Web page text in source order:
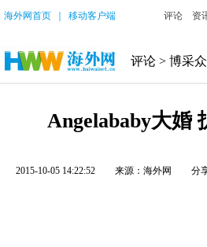
海外网首页 移动客户端 评论 资
评论 > 博采
Angelababy大婚
2015-10-05 14:22:52 来源：海外网 分